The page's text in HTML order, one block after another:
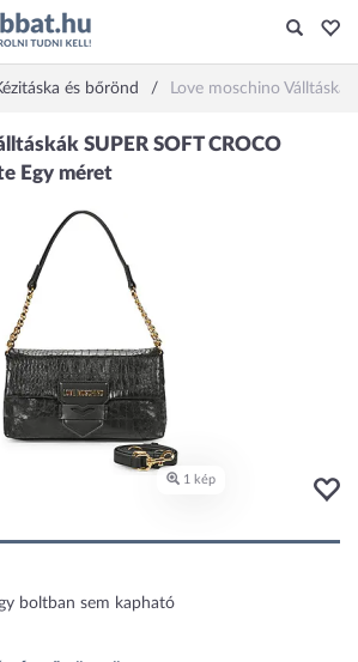
és bőrönd Love moschino
boltban sem kapható